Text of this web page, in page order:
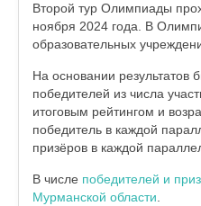
Второй тур Олимпиады
ноября 2024 года. В
образовательных
На основании результатов
победителей из числа
итоговым рейтингом и
победитель в каждой
призёров в каждой
В числе победителей и
Мурманской области